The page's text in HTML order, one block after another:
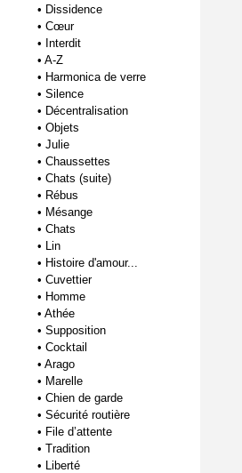
• Dissidence
• Cœur
• Interdit
• A-Z
• Harmonica de verre
• Silence
• Décentralisation
• Objets
• Julie
• Chaussettes
• Chats (suite)
• Rébus
• Mésange
• Chats
• Lin
• Histoire d'amour...
• Cuvettier
• Homme
• Athée
• Supposition
• Cocktail
• Arago
• Marelle
• Chien de garde
• Sécurité routière
• File d’attente
• Tradition
• Liberté